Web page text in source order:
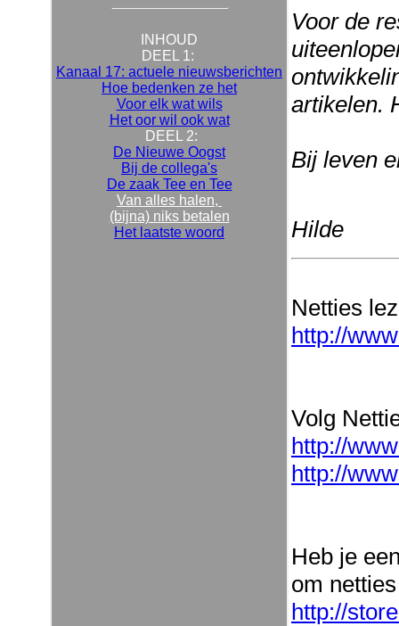
INHOUD
DEEL 1:
Kanaal 17: actuele nieuwsberichten
Hoe bedenken ze het
Voor elk wat wils
Het oor wil ook wat
DEEL 2:
De Nieuwe Oogst
Bij de collega's
De zaak Tee en Tee
Van alles halen,
(bijna) niks betalen
Het laatste woord
Voor de
artikelen.
Bij leven
Hilde
Netties
http://
Volg
http://
http://
Heb je
om
http://